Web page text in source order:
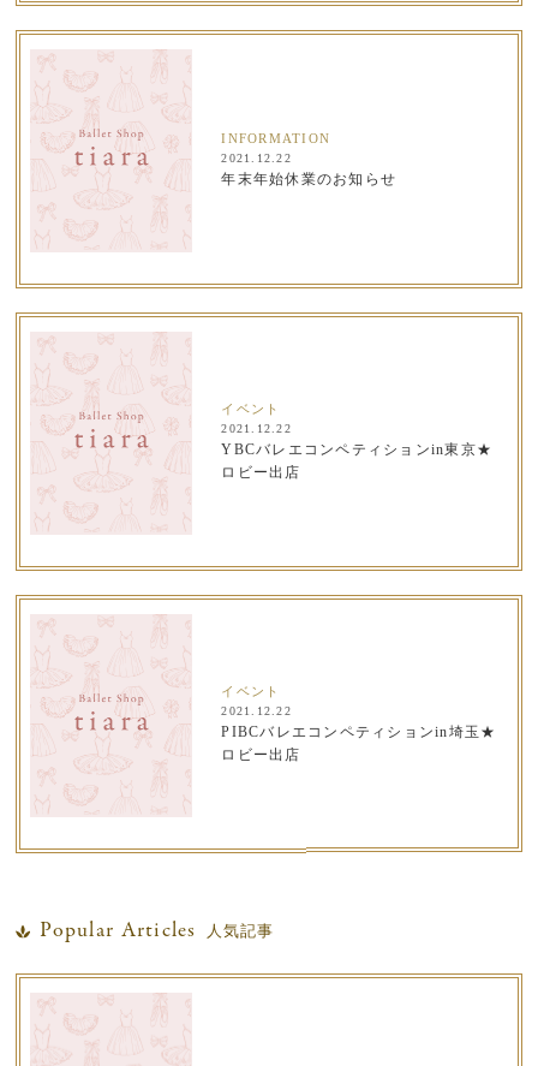
INFORMATION
2021.12.22
年末年始休業のお知らせ
イベント
2021.12.22
YBCバレエコンペティションin東京★
ロビー出店
イベント
2021.12.22
PIBCバレエコンペティションin埼玉★
ロビー出店
Popular Articles 人気記事